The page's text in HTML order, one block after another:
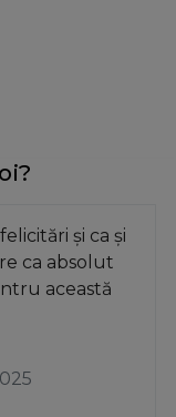
și ca și
ca absolut
această